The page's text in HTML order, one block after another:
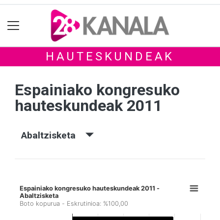
HAUTESKUNDEAK
Espainiako kongresuko
hauteskundeak 2011
Abaltzisketa
Espainiako kongresuko hauteskundeak 2011 -
Abaltzisketa
Boto kopurua - Eskrutinioa: %100,00